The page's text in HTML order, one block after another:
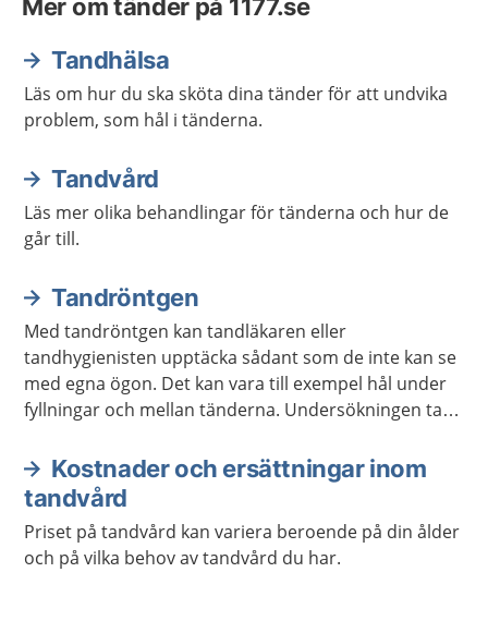
Mer om tänder på 1177.se
Tandhälsa
Läs om hur du ska sköta dina tänder för att undvika
problem, som hål i tänderna.
Tandvård
Läs mer olika behandlingar för tänderna och hur de
går till.
Tandröntgen
Med tandröntgen kan tandläkaren eller
tandhygienisten upptäcka sådant som de inte kan se
med egna ögon. Det kan vara till exempel hål under
fyllningar och mellan tänderna. Undersökningen tar
Kostnader och ersättningar inom
tandvård
Priset på tandvård kan variera beroende på din ålder
och på vilka behov av tandvård du har.